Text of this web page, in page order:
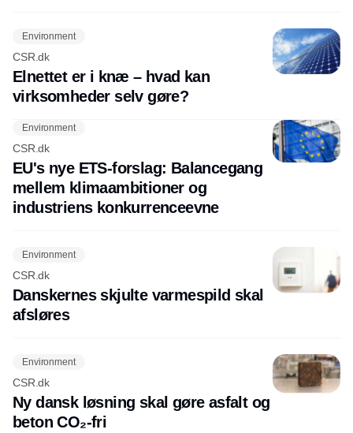
Environment
CSR.dk
Elnettet er i knæ – hvad kan
virksomheder selv gøre?
Environment
CSR.dk
EU's nye ETS-forslag: Balancegang
mellem klimaambitioner og
industriens konkurrenceevne
Environment
CSR.dk
Danskernes skjulte varmespild skal
afsløres
Environment
CSR.dk
Ny dansk løsning skal gøre asfalt og
beton CO₂-fri